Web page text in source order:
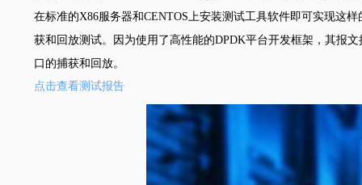
在标准的X86服务器和CENTOS上安装测试工具软件即可实现这
获和回放测试。因为使用了高性能的DPDK平台开发框架，其报
口的捕获和回放。
点击查看测试报告